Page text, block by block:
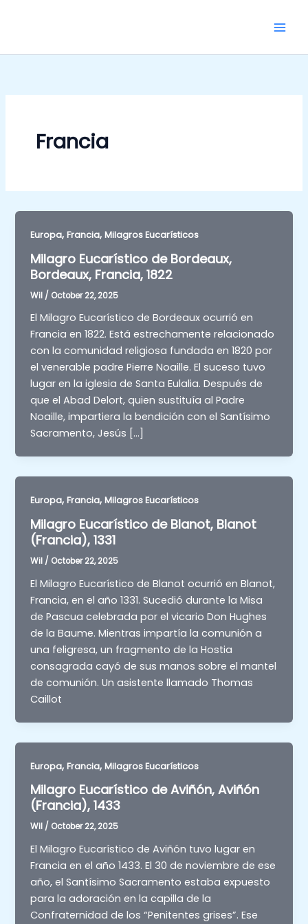
Francia
Europa,Francia,Milagros Eucarísticos
Milagro Eucarístico de Bordeaux,
Bordeaux, Francia, 1822
Wil / October 22, 2025
El Milagro Eucarístico de Bordeaux ocurrió en
Francia en 1822. Está estrechamente relacionado
con la comunidad religiosa fundada en 1820 por
el venerable padre Pierre Noaille. El suceso tuvo
lugar en la iglesia de Santa Eulalia. Después de
que el Abad Delort, quien sustituía al Padre
Noaille, impartiera la bendición con el Santísimo
Sacramento, Jesús […]
Europa,Francia,Milagros Eucarísticos
Milagro Eucarístico de Blanot, Blanot
(Francia), 1331
Wil / October 22, 2025
El Milagro Eucarístico de Blanot ocurrió en Blanot,
Francia, en el año 1331. Sucedió durante la Misa
de Pascua celebrada por el vicario Don Hughes
de la Baume. Mientras impartía la comunión a
una feligresa, un fragmento de la Hostia
consagrada cayó de sus manos sobre el mantel
de comunión. Un asistente llamado Thomas
Caillot
Europa,Francia,Milagros Eucarísticos
Milagro Eucarístico de Aviñón, Aviñón
(Francia), 1433
Wil / October 22, 2025
El Milagro Eucarístico de Aviñón tuvo lugar en
Francia en el año 1433. El 30 de noviembre de ese
año, el Santísimo Sacramento estaba expuesto
para la adoración en la capilla de la
Confraternidad de los “Penitentes grises”. Ese